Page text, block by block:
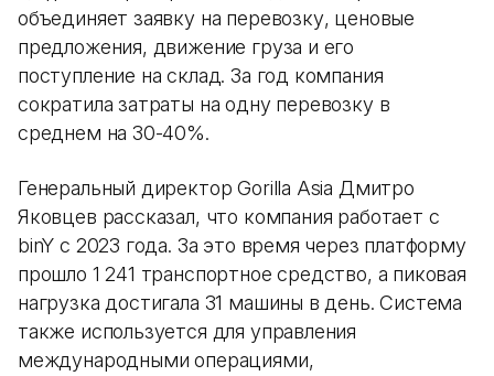
объединяет заявку на перевозку, ценовые
предложения, движение груза и его
поступление на склад. За год компания
сократила затраты на одну перевозку в
среднем на 30-40%.
Генеральный директор Gorilla Asia Дмитро
Яковцев рассказал, что компания работает с
binY с 2023 года. За это время через платформу
прошло 1 241 транспортное средство, а пиковая
нагрузка достигала 31 машины в день. Система
также используется для управления
международными операциями,